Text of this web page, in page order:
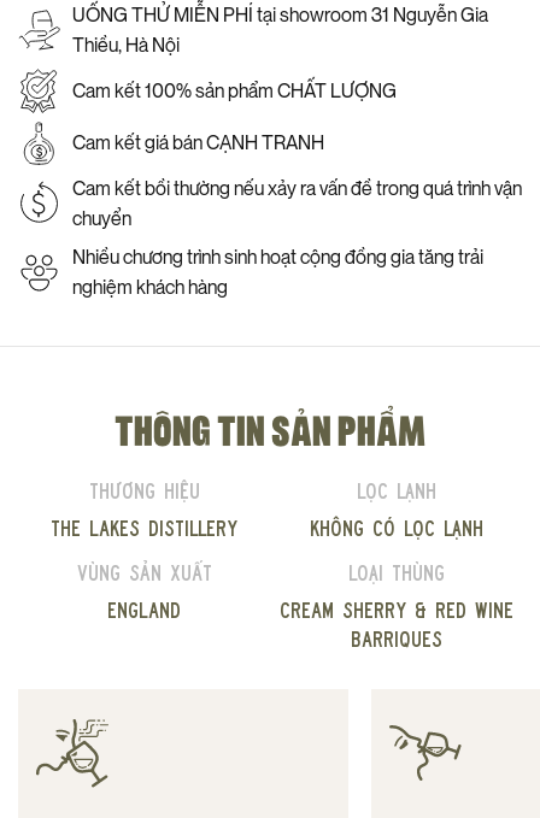
UỐNG THỬ MIỄN PHÍ tại showroom 31 Nguyễn Gia
Thiều, Hà Nội
Cam kết 100% sản phẩm CHẤT LƯỢNG
Cam kết giá bán CẠNH TRANH
Cam kết bồi thường nếu xảy ra vấn đề trong quá trình vận
chuyển
Nhiều chương trình sinh hoạt cộng đồng gia tăng trải
nghiệm khách hàng
THÔNG TIN SẢN PHẨM
Thương hiệu
The Lakes Distillery
Lọc lạnh
Không có lọc lạnh
Vùng sản xuất
England
Loại thùng
Cream Sherry & Red Wine
Barriques